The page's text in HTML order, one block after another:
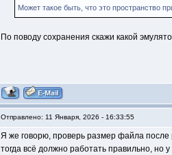
Может такое быть, что это пространство
По поводу сохранения скажи какой
Отправлено: 11 Января, 2026 - 16:33:55
Я же говорю, проверь размер файла после
тогда всё должно работать правильно, но